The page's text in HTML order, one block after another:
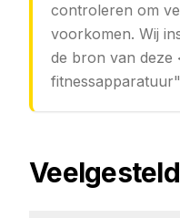
controleren om
voorkomen. Wij
de bron van